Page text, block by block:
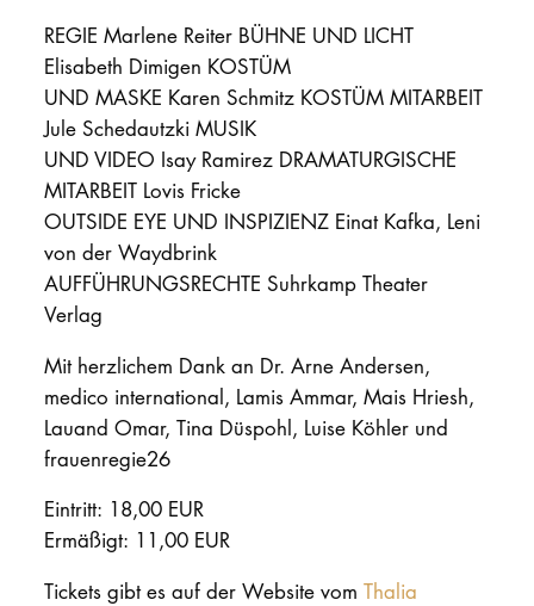
REGIE Marlene Reiter BÜHNE UND LICHT
Elisabeth Dimigen KOSTÜM
UND MASKE Karen Schmitz KOSTÜM MITARBEIT
Jule Schedautzki MUSIK
UND VIDEO Isay Ramirez DRAMATURGISCHE
MITARBEIT Lovis Fricke
OUTSIDE EYE UND INSPIZIENZ Einat Kafka, Leni
von der Waydbrink
AUFFÜHRUNGSRECHTE Suhrkamp Theater
Verlag
Mit herzlichem Dank an Dr. Arne Andersen,
medico international, Lamis Ammar, Mais Hriesh,
Lauand Omar, Tina Düspohl, Luise Köhler und
frauenregie26
Eintritt: 18,00 EUR
Ermäßigt: 11,00 EUR
Tickets gibt es auf der Website vom Thalia